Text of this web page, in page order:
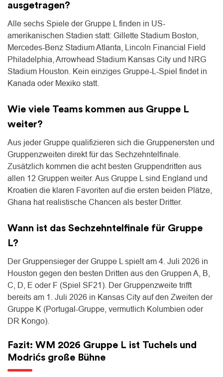
ausgetragen?
Alle sechs Spiele der Gruppe L finden in US-
amerikanischen Stadien statt: Gillette Stadium Boston,
Mercedes-Benz Stadium Atlanta, Lincoln Financial Field
Philadelphia, Arrowhead Stadium Kansas City und NRG
Stadium Houston. Kein einziges Gruppe-L-Spiel findet in
Kanada oder Mexiko statt.
Wie viele Teams kommen aus Gruppe L
weiter?
Aus jeder Gruppe qualifizieren sich die Gruppenersten und
Gruppenzweiten direkt für das Sechzehntelfinale.
Zusätzlich kommen die acht besten Gruppendritten aus
allen 12 Gruppen weiter. Aus Gruppe L sind England und
Kroatien die klaren Favoriten auf die ersten beiden Plätze,
Ghana hat realistische Chancen als bester Dritter.
Wann ist das Sechzehntelfinale für Gruppe
L?
Der Gruppensieger der Gruppe L spielt am 4. Juli 2026 in
Houston gegen den besten Dritten aus den Gruppen A, B,
C, D, E oder F (Spiel SF21). Der Gruppenzweite trifft
bereits am 1. Juli 2026 in Kansas City auf den Zweiten der
Gruppe K (Portugal-Gruppe, vermutlich Kolumbien oder
DR Kongo).
Fazit: WM 2026 Gruppe L ist Tuchels und
Modrićs große Bühne